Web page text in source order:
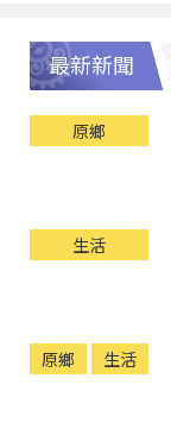
最新新聞
原鄉
生活
原鄉 生活